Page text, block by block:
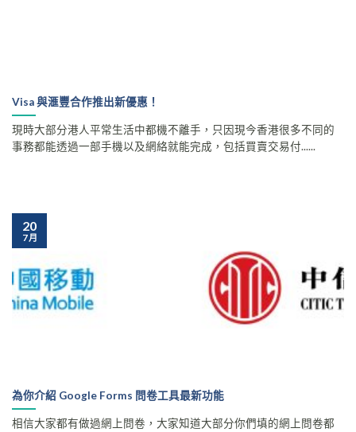
Visa 與滙豐合作推出新優惠！
現時大部分港人平常生活中都機不離手，只因現今香港很多不同的
事務都能透過一部手機以及網絡就能完成，包括買賣交易付......
為你介紹 Google Forms 問卷工具最新功能
相信大家都有做過網上問卷，大家知道大部分你們填的網上問卷都
20
7 月